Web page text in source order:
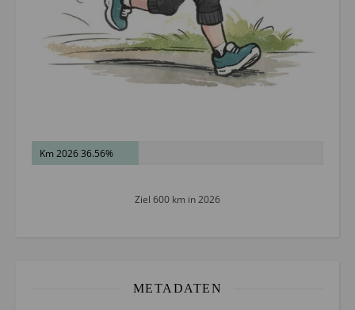
Km 2026 36.56%
Ziel 600 km in 2026
METADATEN